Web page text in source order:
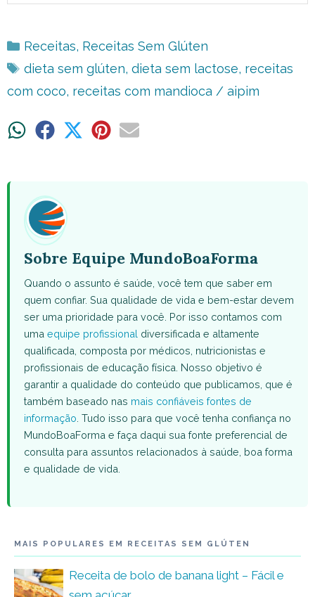
Categorias
Receitas, Receitas Sem Glúten
Tags
dieta sem glúten, dieta sem lactose, receitas
com coco, receitas com mandioca / aipim
ShareShare ShareShareShare
Sobre Equipe MundoBoaForma
Quando o assunto é saúde, você tem que saber em
quem confiar. Sua qualidade de vida e bem-estar devem
ser uma prioridade para você. Por isso contamos com
uma equipe profissional diversificada e altamente
qualificada, composta por médicos, nutricionistas e
profissionais de educação física. Nosso objetivo é
garantir a qualidade do conteúdo que publicamos, que é
também baseado nas mais confiáveis fontes de
informação . Tudo isso para que você tenha confiança no
MundoBoaForma e faça daqui sua fonte preferencial de
consulta para assuntos relacionados à saúde, boa forma
e qualidade de vida.
MAIS POPULARES EM RECEITAS SEM GLÚTEN
Receita de bolo de banana light – Fácil e